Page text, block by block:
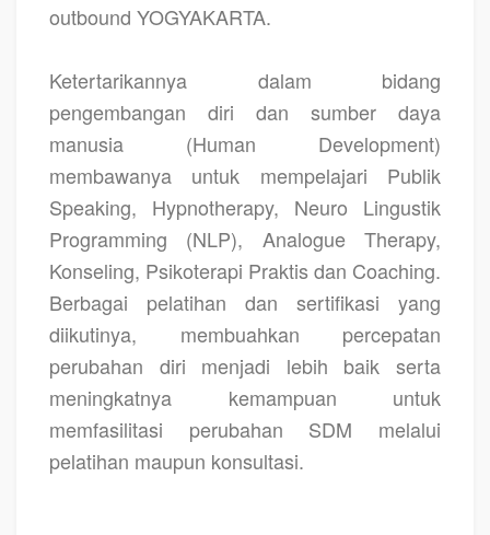
outbound YOGYAKARTA.
Ketertarikannya dalam bidang
pengembangan diri dan sumber daya
manusia (Human Development)
membawanya untuk mempelajari Publik
Speaking, Hypnotherapy, Neuro Lingustik
Programming (NLP), Analogue Therapy,
Konseling, Psikoterapi Praktis dan Coaching.
Berbagai pelatihan dan sertifikasi yang
diikutinya, membuahkan percepatan
perubahan diri menjadi lebih baik serta
meningkatnya kemampuan untuk
memfasilitasi perubahan SDM melalui
pelatihan maupun konsultasi.